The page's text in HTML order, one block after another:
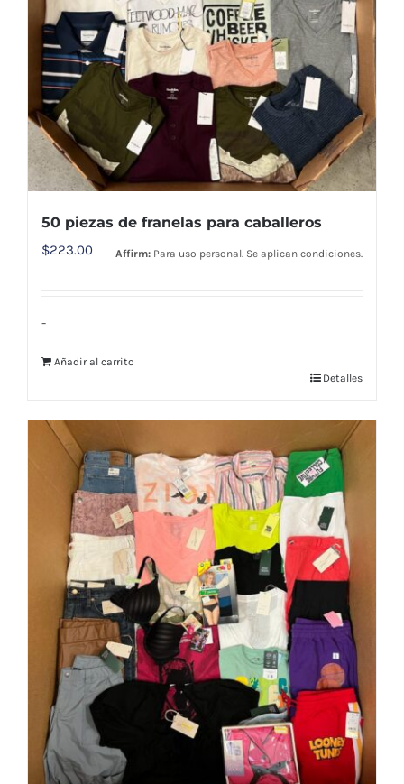
50 piezas de franelas para caballeros
$223.00 Affirm: Para uso personal. Se aplican condiciones.
-
Añadir al carrito
Detalles